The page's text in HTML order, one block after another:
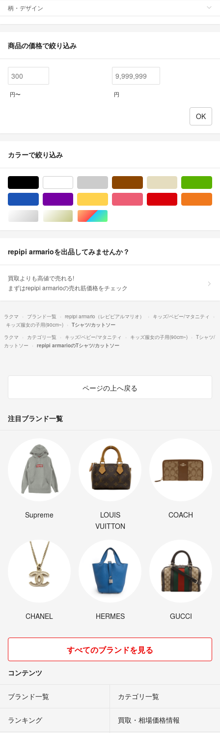
柄・デザイン
商品の価格で絞り込み
円〜 円
カラーで絞り込み
シルバー/銀色系ゴールド/金色系マルチカラー
repipi armarioを出品してみませんか？
買取よりも高値で売れる!
まずはrepipi armarioの売れ筋価格をチェック
ラクマ ブランド一覧 repipi armario（レピピアルマリオ）
キッズ/ベビー/マタニティ
キッズ服女の子用(90cm~)
Tシャツ/カットソー
ラクマ
カテゴリ一覧 キッズ/ベビー/マタニティ キッズ服女の子用(90cm~)
Tシャツ/
カットソー
repipi armarioのTシャツ/カットソー
ページの上へ戻る
注目ブランド一覧
Supreme
LOUIS
VUITTON
COACH
CHANEL HERMES GUCCI
すべてのブランドを見る
コンテンツ
ブランド一覧 カテゴリ一覧
ランキング 買取・相場価格情報